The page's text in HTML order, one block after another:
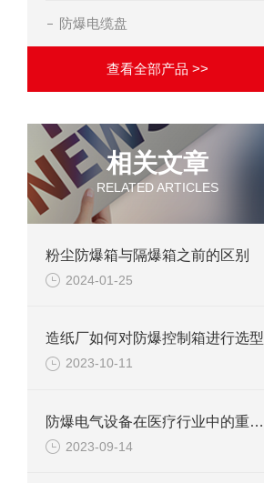
防爆电缆盘
查看全部产品 >>
相关文章
RELATED ARTICLES
粉尘防爆箱与隔爆箱之前的区别
2024-01-25
造纸厂如何对防爆控制箱进行选型
2023-10-11
防爆电气设备在医疗行业中的重要应用
2023-09-14